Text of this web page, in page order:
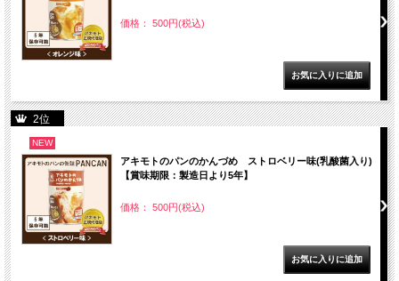
価格： 500円(税込)
2位
NEW
アキモトのパンのかんづめ ストロベリー味(乳酸菌入り)
【賞味期限：製造日より5年】
価格： 500円(税込)